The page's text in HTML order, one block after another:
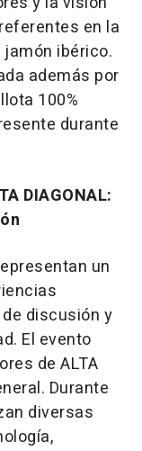
en la
ibérico.
además por
100%
durante
DIAGONAL:
un
discusión y
El evento
de ALTA
Durante
diversas